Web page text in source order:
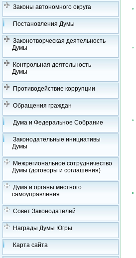
Законы автономного округа
Постановления Думы
Законотворческая деятельность
Думы
Контрольная деятельность
Думы
Противодействие коррупции
Обращения граждан
Дума и Федеральное Собрание
Законодательные инициативы
Думы
Межрегиональное сотрудничество
Думы (договоры и соглашения)
Дума и органы местного
самоуправления
Совет Законодателей
Награды Думы Югры
Карта сайта